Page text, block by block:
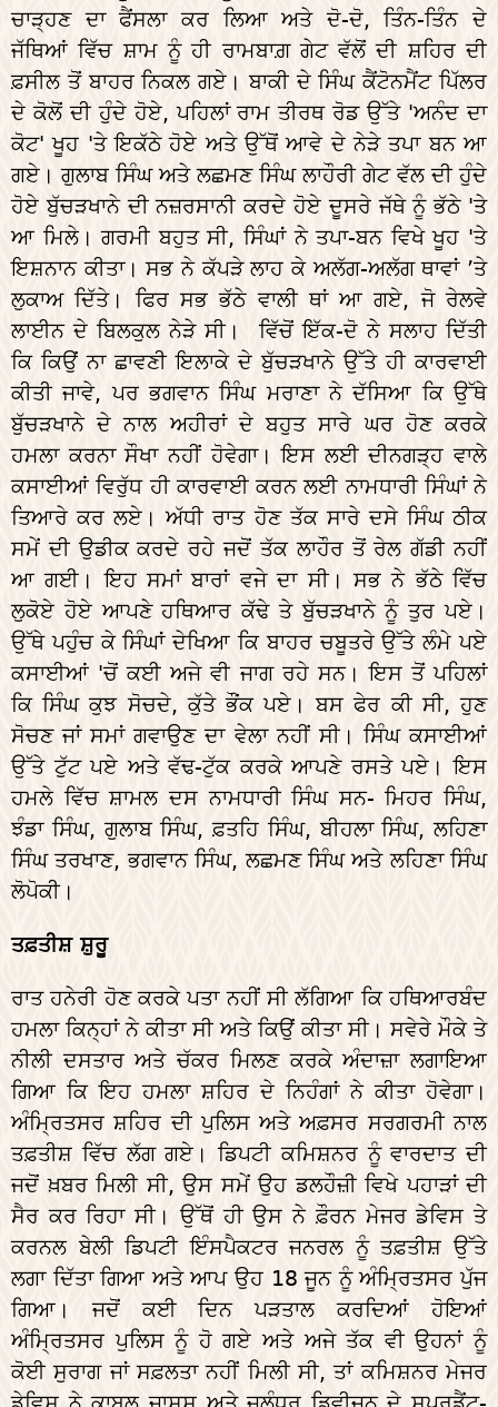
ਚਾੜ੍ਹਣ ਦਾ ਫੈਂਸਲਾ ਕਰ ਲਿਆ ਅਤੇ ਦੋ-ਦੋ, ਤਿੰਨ-ਤਿੰਨ ਦੇ
ਜੱਥਿਆਂ ਵਿੱਚ ਸ਼ਾਮ ਨੂੰ ਹੀ ਰਾਮਬਾਗ਼ ਗੇਟ ਵੱਲੋਂ ਦੀ ਸ਼ਹਿਰ ਦੀ
ਫ਼ਸੀਲ ਤੋਂ ਬਾਹਰ ਨਿਕਲ ਗਏ। ਬਾਕੀ ਦੇ ਸਿੰਘ ਕੈਂਟੋਨਮੈਂਟ ਪਿੱਲਰ
ਦੇ ਕੋਲੋਂ ਦੀ ਹੁੰਦੇ ਹੋਏ, ਪਹਿਲਾਂ ਰਾਮ ਤੀਰਥ ਰੋਡ ਉੱਤੇ 'ਅਨੰਦ ਦਾ
ਕੋਟ' ਖੂਹ 'ਤੇ ਇਕੱਠੇ ਹੋਏ ਅਤੇ ਉੱਥੋਂ ਆਵੇ ਦੇ ਨੇੜੇ ਤਪਾ ਬਨ ਆ
ਗਏ। ਗੁਲਾਬ ਸਿੰਘ ਅਤੇ ਲਛਮਣ ਸਿੰਘ ਲਾਹੌਰੀ ਗੇਟ ਵੱਲ ਦੀ ਹੁੰਦੇ
ਹੋਏ ਬੁੱਚੜਖਾਨੇ ਦੀ ਨਜ਼ਰਸਾਨੀ ਕਰਦੇ ਹੋਏ ਦੂਸਰੇ ਜੱਥੇ ਨੂੰ ਭੱਠੇ 'ਤੇ
ਆ ਮਿਲੇ। ਗਰਮੀ ਬਹੁਤ ਸੀ, ਸਿੰਘਾਂ ਨੇ ਤਪਾ-ਬਨ ਵਿਖੇ ਖੂਹ 'ਤੇ
ਇਸ਼ਨਾਨ ਕੀਤਾ। ਸਭ ਨੇ ਕੱਪੜੇ ਲਾਹ ਕੇ ਅਲੱਗ-ਅਲੱਗ ਥਾਵਾਂ ’ਤੇ
ਲੁਕਾਅ ਦਿੱਤੇ। ਫਿਰ ਸਭ ਭੱਠੇ ਵਾਲੀ ਥਾਂ ਆ ਗਏ, ਜੋ ਰੇਲਵੇ
ਲਾਈਨ ਦੇ ਬਿਲਕੁਲ ਨੇੜੇ ਸੀ। ਵਿੱਚੋਂ ਇੱਕ-ਦੋ ਨੇ ਸਲਾਹ ਦਿੱਤੀ
ਕਿ ਕਿਉਂ ਨਾ ਛਾਵਣੀ ਇਲਾਕੇ ਦੇ ਬੁੱਚੜਖਾਨੇ ਉੱਤੇ ਹੀ ਕਾਰਵਾਈ
ਕੀਤੀ ਜਾਵੇ, ਪਰ ਭਗਵਾਨ ਸਿੰਘ ਮਰਾਣਾ ਨੇ ਦੱਸਿਆ ਕਿ ਉੱਥੇ
ਬੁੱਚੜਖਾਨੇ ਦੇ ਨਾਲ ਅਹੀਰਾਂ ਦੇ ਬਹੁਤ ਸਾਰੇ ਘਰ ਹੋਣ ਕਰਕੇ
ਹਮਲਾ ਕਰਨਾ ਸੌਖਾ ਨਹੀਂ ਹੋਵੇਗਾ। ਇਸ ਲਈ ਦੀਨਗੜ੍ਹ ਵਾਲੇ
ਕਸਾਈਆਂ ਵਿਰੁੱਧ ਹੀ ਕਾਰਵਾਈ ਕਰਨ ਲਈ ਨਾਮਧਾਰੀ ਸਿੰਘਾਂ ਨੇ
ਤਿਆਰੇ ਕਰ ਲਏ। ਅੱਧੀ ਰਾਤ ਹੋਣ ਤੱਕ ਸਾਰੇ ਦਸੇ ਸਿੰਘ ਠੀਕ
ਸਮੇਂ ਦੀ ਉਡੀਕ ਕਰਦੇ ਰਹੇ ਜਦੋਂ ਤੱਕ ਲਾਹੌਰ ਤੋਂ ਰੇਲ ਗੱਡੀ ਨਹੀਂ
ਆ ਗਈ। ਇਹ ਸਮਾਂ ਬਾਰਾਂ ਵਜੇ ਦਾ ਸੀ। ਸਭ ਨੇ ਭੱਠੇ ਵਿੱਚ
ਲੁਕੋਏ ਹੋਏ ਆਪਣੇ ਹਥਿਆਰ ਕੱਢੇ ਤੇ ਬੁੱਚੜਖਾਨੇ ਨੂੰ ਤੁਰ ਪਏ।
ਉੱਥੇ ਪਹੁੰਚ ਕੇ ਸਿੰਘਾਂ ਦੇਖਿਆ ਕਿ ਬਾਹਰ ਚਬੂਤਰੇ ਉੱਤੇ ਲੰਮੇ ਪਏ
ਕਸਾਈਆਂ 'ਚੋਂ ਕਈ ਅਜੇ ਵੀ ਜਾਗ ਰਹੇ ਸਨ। ਇਸ ਤੋਂ ਪਹਿਲਾਂ
ਕਿ ਸਿੰਘ ਕੁਝ ਸੋਚਦੇ, ਕੁੱਤੇ ਭੌਂਕ ਪਏ। ਬਸ ਫੇਰ ਕੀ ਸੀ, ਹੁਣ
ਸੋਚਣ ਜਾਂ ਸਮਾਂ ਗਵਾਉਣ ਦਾ ਵੇਲਾ ਨਹੀਂ ਸੀ। ਸਿੰਘ ਕਸਾਈਆਂ
ਉੱਤੇ ਟੁੱਟ ਪਏ ਅਤੇ ਵੱਢ-ਟੁੱਕ ਕਰਕੇ ਆਪਣੇ ਰਸਤੇ ਪਏ। ਇਸ
ਹਮਲੇ ਵਿੱਚ ਸ਼ਾਮਲ ਦਸ ਨਾਮਧਾਰੀ ਸਿੰਘ ਸਨ- ਮਿਹਰ ਸਿੰਘ,
ਝੰਡਾ ਸਿੰਘ, ਗੁਲਾਬ ਸਿੰਘ, ਫ਼ਤਹਿ ਸਿੰਘ, ਬੀਹਲਾ ਸਿੰਘ, ਲਹਿਣਾ
ਸਿੰਘ ਤਰਖਾਣ, ਭਗਵਾਨ ਸਿੰਘ, ਲਛਮਣ ਸਿੰਘ ਅਤੇ ਲਹਿਣਾ ਸਿੰਘ
ਲੋਪੋਕੀ।
ਤਫ਼ਤੀਸ਼ ਸ਼ੁਰੂ
ਰਾਤ ਹਨੇਰੀ ਹੋਣ ਕਰਕੇ ਪਤਾ ਨਹੀਂ ਸੀ ਲੱਗਿਆ ਕਿ ਹਥਿਆਰਬੰਦ
ਹਮਲਾ ਕਿਨ੍ਹਾਂ ਨੇ ਕੀਤਾ ਸੀ ਅਤੇ ਕਿਉਂ ਕੀਤਾ ਸੀ। ਸਵੇਰੇ ਮੌਕੇ ਤੇ
ਨੀਲੀ ਦਸਤਾਰ ਅਤੇ ਚੱਕਰ ਮਿਲਣ ਕਰਕੇ ਅੰਦਾਜ਼ਾ ਲਗਾਇਆ
ਗਿਆ ਕਿ ਇਹ ਹਮਲਾ ਸ਼ਹਿਰ ਦੇ ਨਿਹੰਗਾਂ ਨੇ ਕੀਤਾ ਹੋਵੇਗਾ।
ਅੰਮ੍ਰਿਤਸਰ ਸ਼ਹਿਰ ਦੀ ਪੁਲਿਸ ਅਤੇ ਅਫ਼ਸਰ ਸਰਗਰਮੀ ਨਾਲ
ਤਫ਼ਤੀਸ਼ ਵਿੱਚ ਲੱਗ ਗਏ। ਡਿਪਟੀ ਕਮਿਸ਼ਨਰ ਨੂੰ ਵਾਰਦਾਤ ਦੀ
ਜਦੋਂ ਖ਼ਬਰ ਮਿਲੀ ਸੀ, ਉਸ ਸਮੇਂ ਉਹ ਡਲਹੌਜ਼ੀ ਵਿਖੇ ਪਹਾੜਾਂ ਦੀ
ਸੈਰ ਕਰ ਰਿਹਾ ਸੀ। ਉੱਥੋਂ ਹੀ ਉਸ ਨੇ ਫ਼ੌਰਨ ਮੇਜਰ ਡੇਵਿਸ ਤੇ
ਕਰਨਲ ਬੇਲੀ ਡਿਪਟੀ ਇੰਸਪੈਕਟਰ ਜਨਰਲ ਨੂੰ ਤਫ਼ਤੀਸ਼ ਉੱਤੇ
ਲਗਾ ਦਿੱਤਾ ਗਿਆ ਅਤੇ ਆਪ ਉਹ 18 ਜੂਨ ਨੂੰ ਅੰਮ੍ਰਿਤਸਰ ਪੁੱਜ
ਗਿਆ। ਜਦੋਂ ਕਈ ਦਿਨ ਪੜਤਾਲ ਕਰਦਿਆਂ ਹੋਇਆਂ
ਅੰਮ੍ਰਿਤਸਰ ਪੁਲਿਸ ਨੂੰ ਹੋ ਗਏ ਅਤੇ ਅਜੇ ਤੱਕ ਵੀ ਉਹਨਾਂ ਨੂੰ
ਕੋਈ ਸੁਰਾਗ ਜਾਂ ਸਫ਼ਲਤਾ ਨਹੀਂ ਮਿਲੀ ਸੀ, ਤਾਂ ਕਮਿਸ਼ਨਰ ਮੇਜਰ